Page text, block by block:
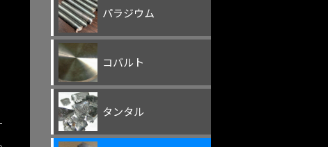
パラジウム
コバルト
タンタル